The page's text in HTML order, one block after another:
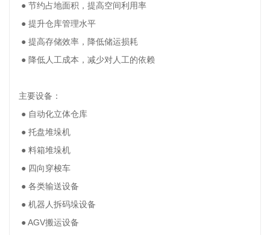
● 节约占地面积，提高空间利用率
● 提升仓库管理水平
● 提高存储效率，降低储运损耗
● 降低人工成本，减少对人工的依赖
主要设备：
● 自动化立体仓库
● 托盘堆垛机
● 料箱堆垛机
● 四向穿梭车
● 各类输送设备
● 机器人拆码垛设备
● AGV搬运设备